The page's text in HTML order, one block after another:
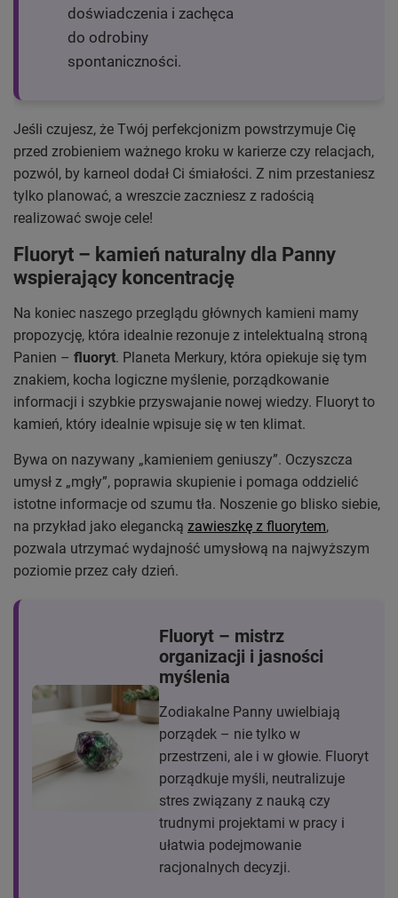
doświadczenia i zachęca
do odrobiny
spontaniczności.
Jeśli czujesz, że Twój perfekcjonizm powstrzymuje Cię
przed zrobieniem ważnego kroku w karierze czy relacjach,
pozwól, by karneol dodał Ci śmiałości. Z nim przestaniesz
tylko planować, a wreszcie zaczniesz z radością
realizować swoje cele!
Fluoryt – kamień naturalny dla Panny
wspierający koncentrację
Na koniec naszego przeglądu głównych kamieni mamy
propozycję, która idealnie rezonuje z intelektualną stroną
Panien – fluoryt. Planeta Merkury, która opiekuje się tym
znakiem, kocha logiczne myślenie, porządkowanie
informacji i szybkie przyswajanie nowej wiedzy. Fluoryt to
kamień, który idealnie wpisuje się w ten klimat.
Bywa on nazywany „kamieniem geniuszy”. Oczyszcza
umysł z „mgły”, poprawia skupienie i pomaga oddzielić
istotne informacje od szumu tła. Noszenie go blisko siebie,
na przykład jako elegancką zawieszkę z fluorytem,
pozwala utrzymać wydajność umysłową na najwyższym
poziomie przez cały dzień.
Fluoryt – mistrz
organizacji i jasności
myślenia
Zodiakalne Panny uwielbiają
porządek – nie tylko w
przestrzeni, ale i w głowie. Fluoryt
porządkuje myśli, neutralizuje
stres związany z nauką czy
trudnymi projektami w pracy i
ułatwia podejmowanie
racjonalnych decyzji.